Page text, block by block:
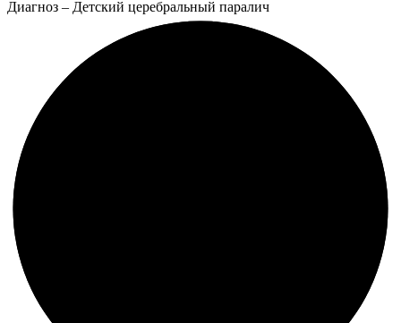
Диагноз – Детский церебральный паралич